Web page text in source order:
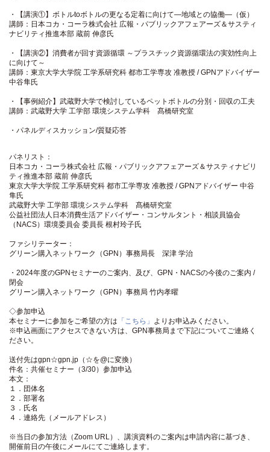
・【講演①】ボトルtoボトルの更なる定着に向けて―地域との協働―（仮）
講師：日本コカ・コーラ株式会社 広報・パブリックアフェアーズ＆サスティ
ナビリティ推進本部 蔵前 伸彦氏
・【講演②】消費者が回す資源循環 ～プラスチック資源循環法の実効性向上
に向けて～
講師：東京大学大学院 工学系研究科 都市工学専攻 准教授 / GPNアドバイザー
中谷隼氏
・【事例紹介】武蔵野大学で検討しているペットボトルの分別・回収の工夫
講師：武蔵野大学 工学部 環境システム学科 髙橋研究室
・パネルディスカッション/質疑応答
パネリスト：
日本コカ・コーラ株式会社 広報・パブリックアフェアーズ＆サスティナビリ
ティ推進本部 蔵前 伸彦氏
東京大学大学院 工学系研究科 都市工学専攻 准教授 / GPNアドバイザー 中谷
隼氏
武蔵野大学 工学部 環境システム学科 髙橋研究室
公益社団法人日本消費生活アドバイザー・コンサルタント・相談員協会
（NACS）環境委員会 委員長 根村玲子氏
ファシリテーター：
グリーン購入ネットワーク（GPN）事務局長 深津 学治
・2024年度のGPNセミナーのご案内、及び、GPN・NACSの今後のご案内 /
閉会
グリーン購入ネットワーク（GPN）事務局 竹内孝曜
◇参加申込
本セミナーに参加をご希望の方は 「こちら」 よりお申込みください。
※申込画面にアクセスできない方は、GPN事務局まで下記についてご連絡く
ださい。
送付先はgpn☆gpn.jp（☆を@に変換）
件名：共催セミナー（3/30）参加申込
本文：
１．団体名
２．部署名
３．氏名
４．連絡先（メールアドレス）
※当日の参加方法（Zoom URL）、講演資料のご案内は申請内容に基づき、
開催前日の午後にメールにてご連絡します。